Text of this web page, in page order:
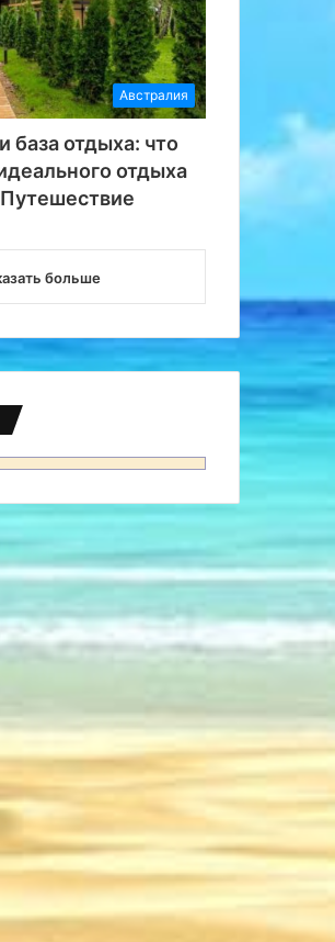
18.03.2025
или новое
перестали
Туры в ОАЭ из Самары – Путешествие Интересные места Азии: древний город Нан-Мадол
Австралия
база отдыха: что
отдыха
больше